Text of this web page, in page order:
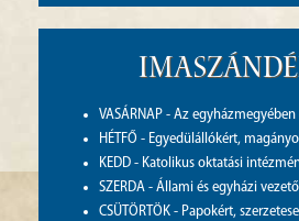
VASÁRNAP - Az
HÉTFŐ - Egyedülállókért,
KEDD - Katolikus oktatási
SZERDA - Állami és egyházi
CSÜTÖRTÖK - Papokért,